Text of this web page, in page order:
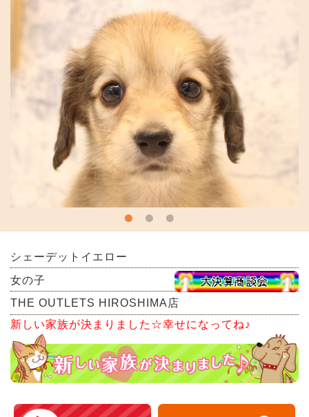
シェーデットイエロー
女の子
THE OUTLETS HIROSHIMA店
新しい家族が決まりました☆幸せになってね♪